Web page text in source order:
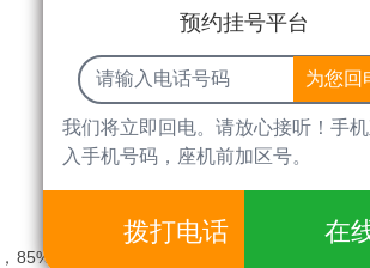
以上的尿床儿童在语言表达能力、数字的
预约挂号平台
我们将立即回电。请放心接听！手
入手机号码，座机前加区号。
拨打电话 在